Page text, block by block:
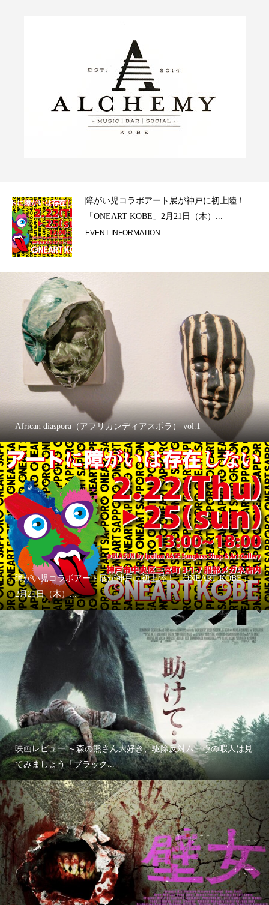
障がい児コラボアート展が神戸に初上陸！
「ONEART KOBE」2月21日（木）...
EVENT INFORMATION
African diaspora（アフリカンディアスポラ） vol.1
障がい児コラボアート展が神戸に初上陸！「ONEART KOBE」
2月21日（木）...
映画レビュー ～森の熊さん大好き、駆除反対ムーヴの暇人は見
てみましょう「ブラック...